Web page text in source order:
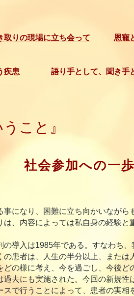
取りの現場に立ち会って 恩寵
疾患 語り手として、聞き手
こと』
社会参加への一歩
になり、困難に立ち向かいなが
、内容によっては私自身の経験
導入は1985年である。すなわち
患者は、人生の半分以上、また
の様に考え、今を過ごし、今後ど
去にも実施された。今回の新規性
で行うことによって、患者の実